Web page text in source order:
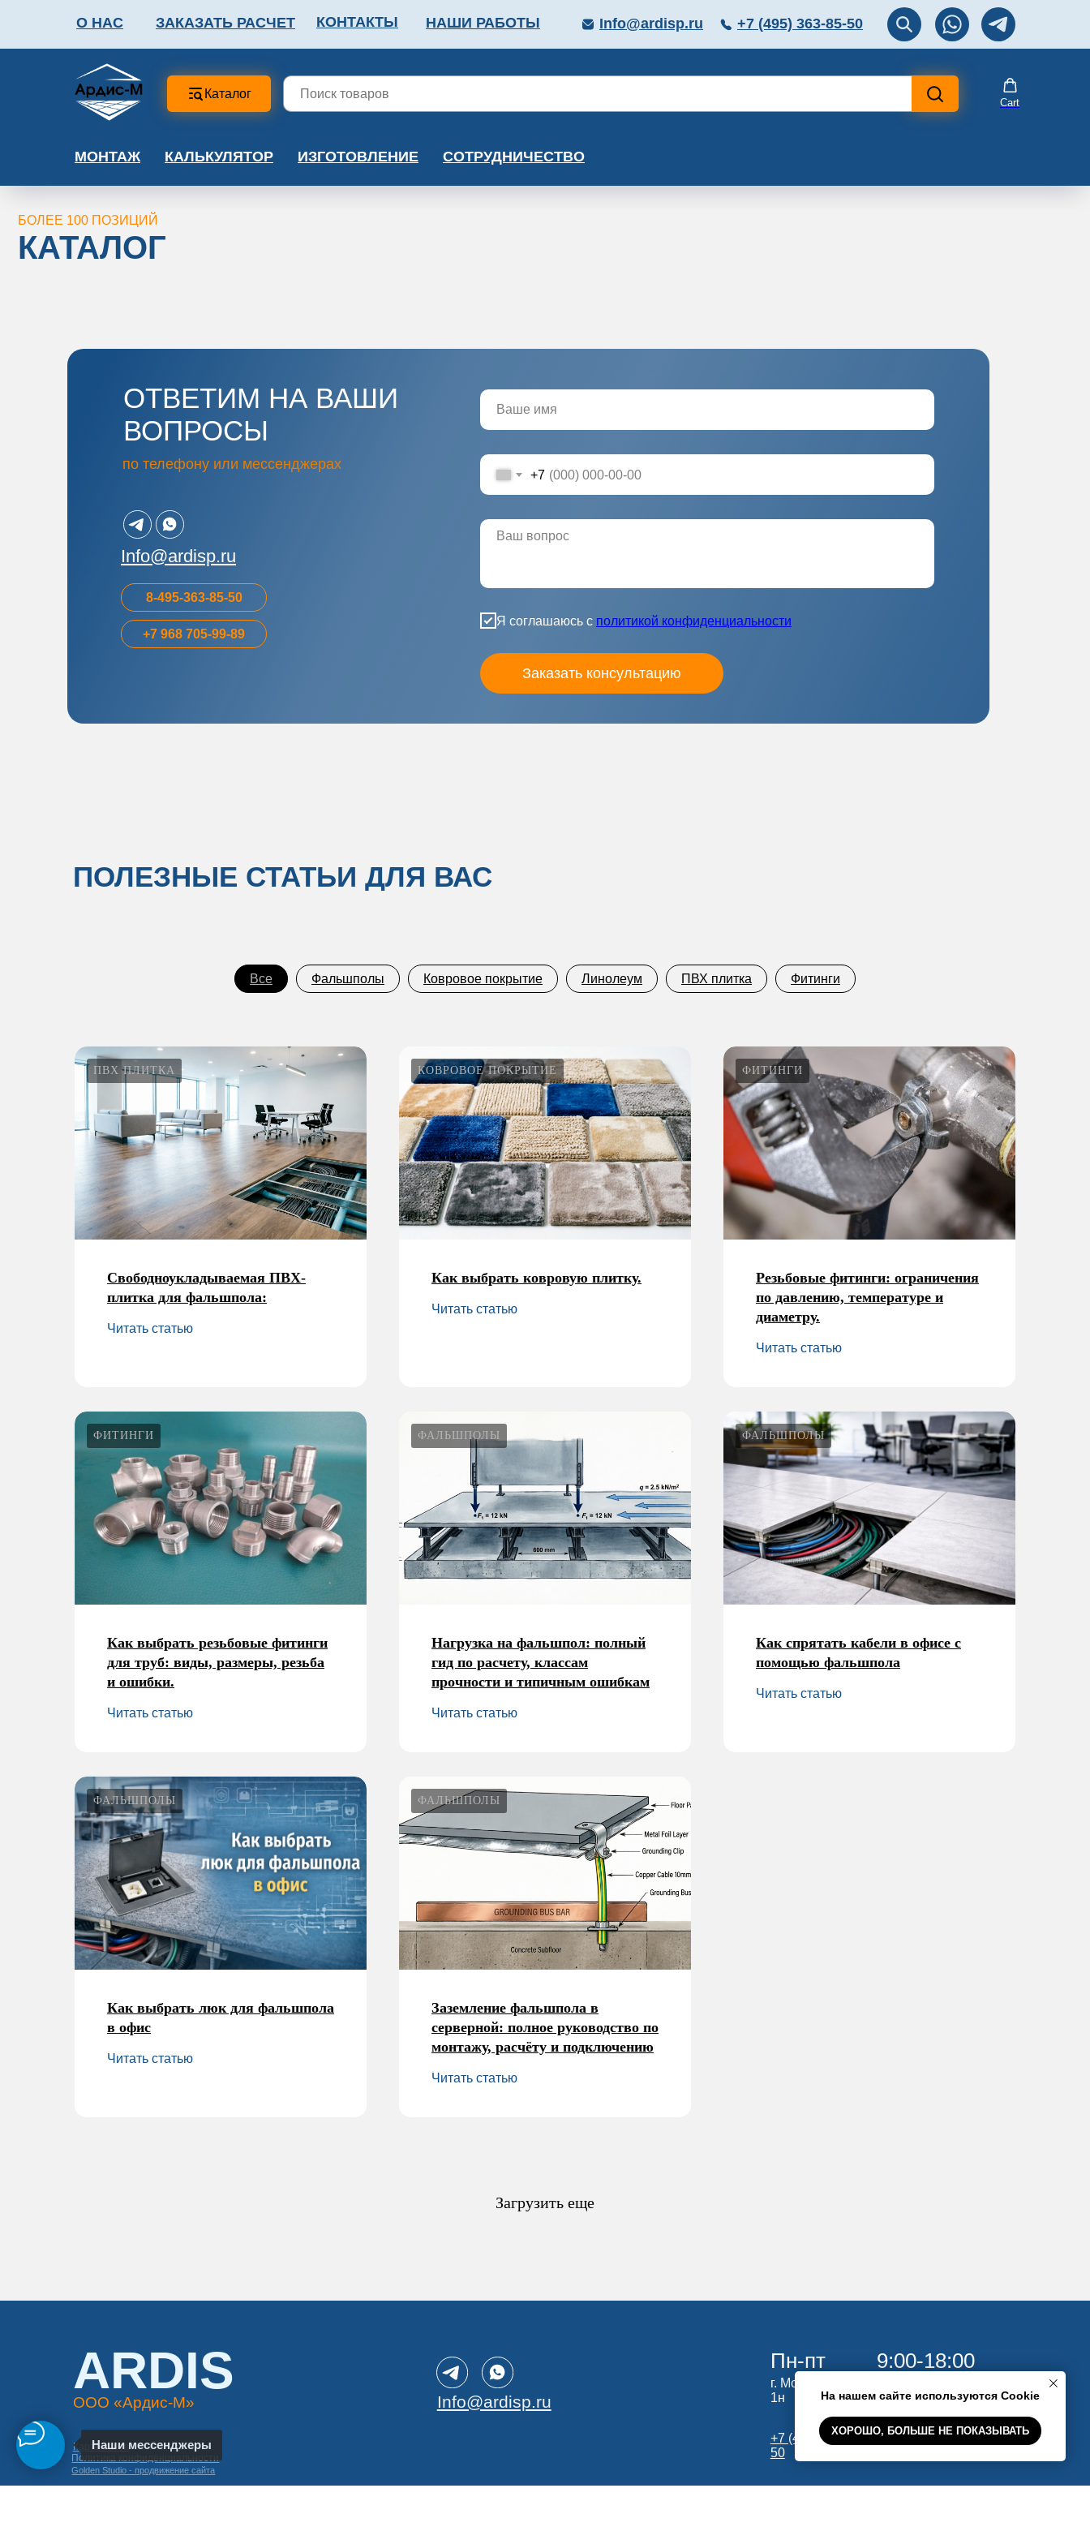
Перезвоните мне!
О НАС ЗАКАЗАТЬ РАСЧЕТ КОНТАКТЫ НАШИ РАБОТЫ +7 (495) 363-85-50
Info@ardisp.ru
ФАЛЬШПОЛ
Каталог
Cart
МОНТАЖ КАЛЬКУЛЯТОР ИЗГОТОВЛЕНИЕ СОТРУДНИЧЕСТВО
КАТАЛОГ
ОТВЕТИМ НА ВАШИ
ВОПРОСЫ
по телефону или мессенджерах
Info@ardisp.ru
+7
Я соглашаюсь с политикой конфиденциальности
Заказать консультацию
+7 968 705-99-89
8-495-363-85-50
ПОЛЕЗНЫЕ СТАТЬИ ДЛЯ ВАС
Все Фальшполы Ковровое покрытие Линолеум ПВХ плитка Фитинги
ПВХ ПЛИТКА
Свободноукладываемая ПВХ-
плитка для фальшпола:
Читать статью
КОВРОВОЕ ПОКРЫТИЕ
Как выбрать ковровую плитку.
Читать статью
ФИТИНГИ
Резьбовые фитинги: ограничения
по давлению, температуре и
диаметру.
Читать статью
ФИТИНГИ
Как выбрать резьбовые фитинги
для труб: виды, размеры, резьба
и ошибки.
Читать статью
ФАЛЬШПОЛЫ
Нагрузка на фальшпол: полный
гид по расчету, классам
прочности и типичным ошибкам
Читать статью
ФАЛЬШПОЛЫ
Как спрятать кабели в офисе с
помощью фальшпола
Читать статью
ФАЛЬШПОЛЫ
Как выбрать люк для фальшпола
в офис
Читать статью
ФАЛЬШПОЛЫ
Заземление фальшпола в
серверной: полное руководство по
монтажу, расчёту и подключению
Читать статью
Загрузить еще
Наши мессенджеры
На нашем сайте используются Cookie
ХОРОШО, БОЛЬШЕ НЕ ПОКАЗЫВАТЬ